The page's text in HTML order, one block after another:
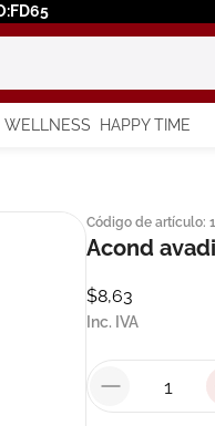
WELLNESS HAPPY TIME
Código de artículo:
Acond
$8,63
Inc. IVA